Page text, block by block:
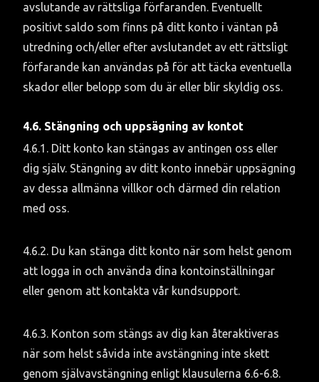
avslutande av rättsliga förfaranden. Eventuellt
positivt saldo som finns på ditt konto i väntan på
utredning och/eller efter avslutandet av ett rättsligt
förfarande kan användas på för att täcka eventuella
skador eller belopp som du är eller blir skyldig oss.
4.6. Stängning och uppsägning av kontot
4.6.1. Ditt konto kan stängas av antingen oss eller
dig själv. Stängning av ditt konto innebär uppsägning
av dessa allmänna villkor och därmed din relation
med oss.
4.6.2. Du kan stänga ditt konto när som helst genom
att logga in och använda dina kontoinställningar
eller genom att kontakta vår kundsupport.
4.6.3. Konton som stängs av dig kan återaktiveras
när som helst såvida inte avstängning inte skett
genom självavstängning enligt klausulerna 6.6-6.8.